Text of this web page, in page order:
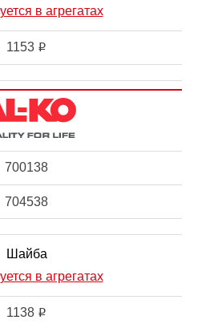
в агрегатах
1153 i
700138
704538
Шайба
в агрегатах
1138 i